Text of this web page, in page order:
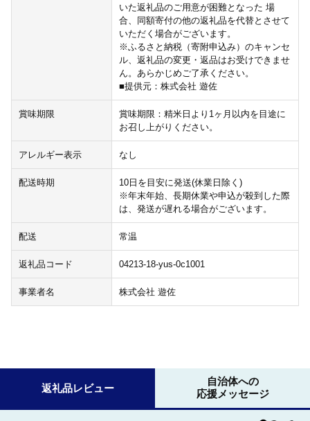
いた返礼品のご用意が困難となった 場
合、同額寄付の他の返礼品を代替とさせて
いただく場合がございます。
※ふるさと納税（寄附申込み）のキャンセ
ル、返礼品の変更・返品はお受けできませ
ん。あらかじめご了承ください。
■提供元：株式会社 遊佐
賞味期限
賞味期限：精米日より1ヶ月以内を目途に
お召し上がりください。
アレルギー表示 なし
配送時期
10日を目安に発送(休業日除く)
※年末年始、長期休業や申込が殺到した際
は、発送が遅れる場合がございます。
配送 常温
返礼品コード 04213-18-yus-0c1001
事業者名 株式会社 遊佐
返礼品レビュー
自治体への
応援メッセージ